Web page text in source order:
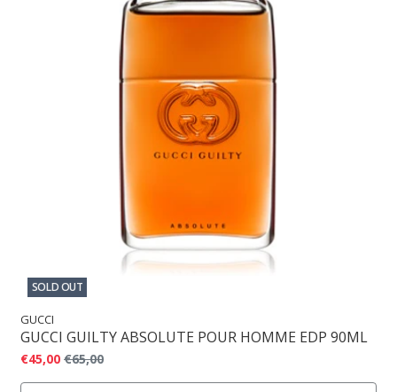
SOLD OUT
GUCCI
GUCCI GUILTY ABSOLUTE POUR HOMME EDP 90ML
€45,00 €65,00